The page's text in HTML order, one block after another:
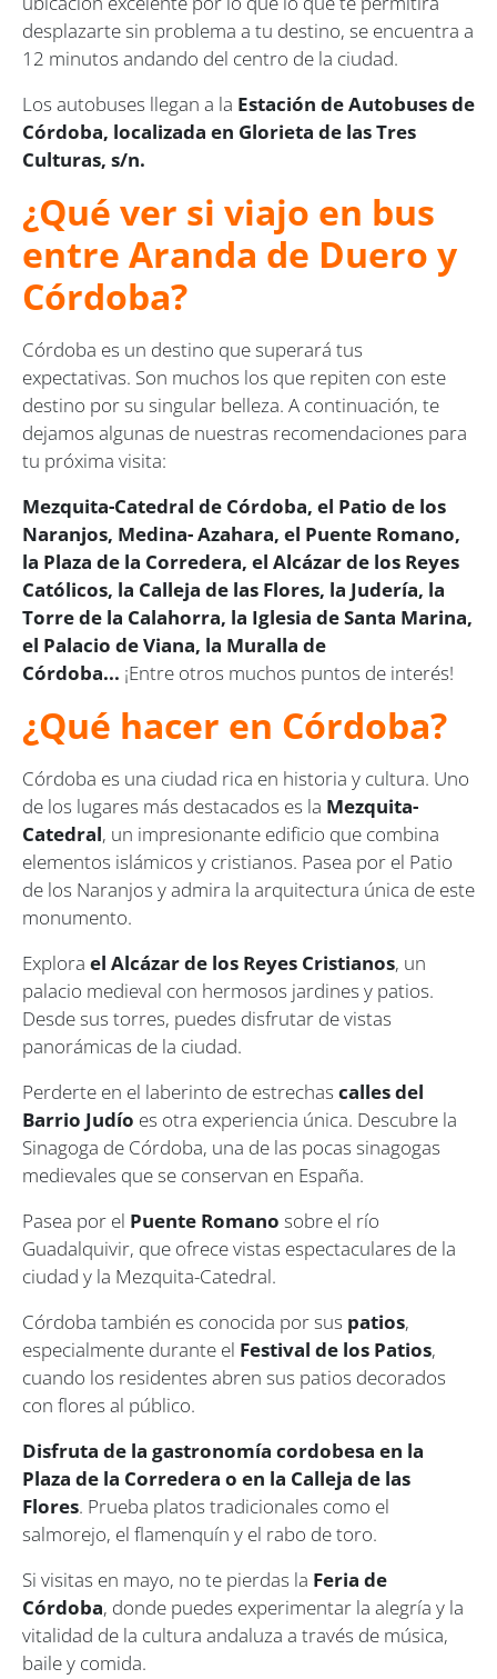
desplazarte sin problema a tu destino, se encuentra a
12 minutos andando del centro de la ciudad.
Los autobuses llegan a la Estación de Autobuses de
Córdoba, localizada en Glorieta de las Tres
Culturas, s/n.
¿Qué ver si viajo en bus
entre Aranda de Duero y
Córdoba?
Córdoba es un destino que superará tus
expectativas. Son muchos los que repiten con este
destino por su singular belleza. A continuación, te
dejamos algunas de nuestras recomendaciones para
tu próxima visita:
Mezquita-Catedral de Córdoba, el Patio de los
Naranjos, Medina- Azahara, el Puente Romano,
la Plaza de la Corredera, el Alcázar de los Reyes
Católicos, la Calleja de las Flores, la Judería, la
Torre de la Calahorra, la Iglesia de Santa Marina,
el Palacio de Viana, la Muralla de
Córdoba... ¡Entre otros muchos puntos de interés!
¿Qué hacer en Córdoba?
Córdoba es una ciudad rica en historia y cultura. Uno
de los lugares más destacados es la Mezquita-
Catedral, un impresionante edificio que combina
elementos islámicos y cristianos. Pasea por el Patio
de los Naranjos y admira la arquitectura única de este
monumento.
Explora el Alcázar de los Reyes Cristianos, un
palacio medieval con hermosos jardines y patios.
Desde sus torres, puedes disfrutar de vistas
panorámicas de la ciudad.
Perderte en el laberinto de estrechas calles del
Barrio Judío es otra experiencia única. Descubre la
Sinagoga de Córdoba, una de las pocas sinagogas
medievales que se conservan en España.
Pasea por el Puente Romano sobre el río
Guadalquivir, que ofrece vistas espectaculares de la
ciudad y la Mezquita-Catedral.
Córdoba también es conocida por sus patios,
especialmente durante el Festival de los Patios,
cuando los residentes abren sus patios decorados
con flores al público.
Disfruta de la gastronomía cordobesa en la
Plaza de la Corredera o en la Calleja de las
Flores. Prueba platos tradicionales como el
salmorejo, el flamenquín y el rabo de toro.
Si visitas en mayo, no te pierdas la Feria de
Córdoba, donde puedes experimentar la alegría y la
vitalidad de la cultura andaluza a través de música,
baile y comida.